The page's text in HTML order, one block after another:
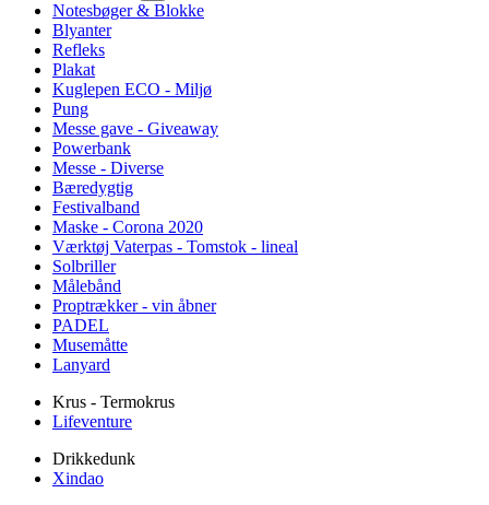
Notesbøger & Blokke
Blyanter
Refleks
Plakat
Kuglepen ECO - Miljø
Pung
Messe gave - Giveaway
Powerbank
Messe - Diverse
Bæredygtig
Festivalband
Maske - Corona 2020
Værktøj Vaterpas - Tomstok - lineal
Solbriller
Målebånd
Proptrækker - vin åbner
PADEL
Musemåtte
Lanyard
Krus - Termokrus
Lifeventure
Drikkedunk
Xindao